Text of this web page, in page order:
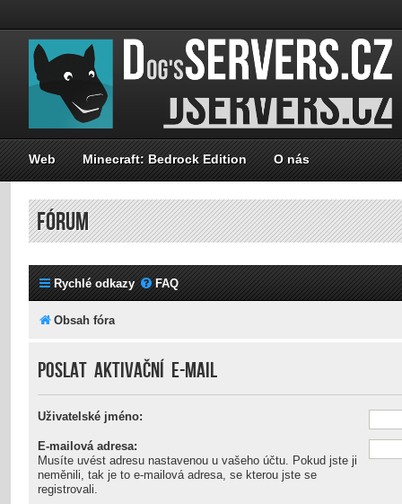
Web Minecraft: Bedrock Edition O nás
FÓRUM
Rychlé odkazy FAQ
Obsah fóra
Poslat aktivační e-mail
Uživatelské jméno:
E-mailová adresa:
Musíte uvést adresu nastavenou u vašeho účtu. Pokud jste ji
neměnili, tak je to e-mailová adresa, se kterou jste se
registrovali.